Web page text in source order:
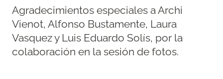
Agradecimientos especiales a Archi
Vienot, Alfonso Bustamente, Laura
Vasquez y Luis Eduardo Solís, por la
colaboración en la sesión de fotos.